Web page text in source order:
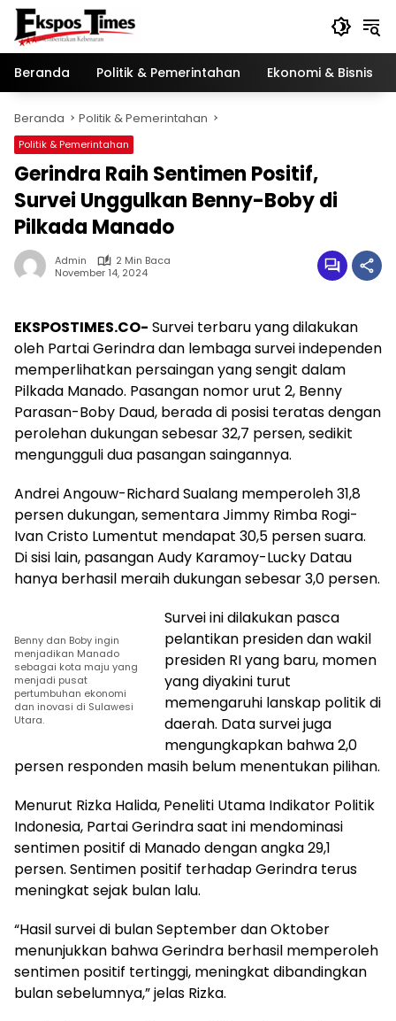
Langsung
konten
Beranda
Politik & Pemerintahan Ekonomi & Bisnis
Beranda Politik & Pemerintahan
Politik & Pemerintahan
Gerindra Raih Sentimen Positif,
Survei Unggulkan Benny-Boby di
Pilkada Manado
Admin
2 Min Baca
November 14, 2024
EKSPOSTIMES.CO- Survei terbaru yang dilakukan
oleh Partai Gerindra dan lembaga survei independen
memperlihatkan persaingan yang sengit dalam
Pilkada Manado. Pasangan nomor urut 2, Benny
Parasan-Boby Daud, berada di posisi teratas dengan
perolehan dukungan sebesar 32,7 persen, sedikit
mengungguli dua pasangan saingannya.
Andrei Angouw-Richard Sualang memperoleh 31,8
persen dukungan, sementara Jimmy Rimba Rogi-
Ivan Cristo Lumentut mendapat 30,5 persen suara.
Di sisi lain, pasangan Audy Karamoy-Lucky Datau
hanya berhasil meraih dukungan sebesar 3,0 persen.
Benny dan Boby ingin
menjadikan Manado
sebagai kota maju yang
menjadi pusat
pertumbuhan ekonomi
dan inovasi di Sulawesi
Utara.
Survei ini dilakukan pasca
pelantikan presiden dan wakil
presiden RI yang baru, momen
yang diyakini turut
memengaruhi lanskap politik di
daerah. Data survei juga
mengungkapkan bahwa 2,0
persen responden masih belum menentukan pilihan.
Menurut Rizka Halida, Peneliti Utama Indikator Politik
Indonesia, Partai Gerindra saat ini mendominasi
sentimen positif di Manado dengan angka 29,1
persen. Sentimen positif terhadap Gerindra terus
meningkat sejak bulan lalu.
“Hasil survei di bulan September dan Oktober
menunjukkan bahwa Gerindra berhasil memperoleh
sentimen positif tertinggi, meningkat dibandingkan
bulan sebelumnya,” jelas Rizka.